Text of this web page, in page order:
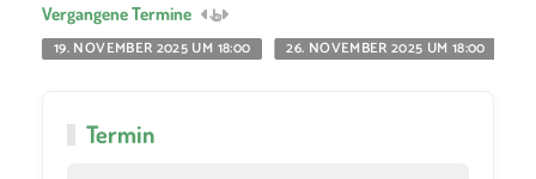
Vergangene Termine
19. NOVEMBER 2025 UM 18:00
26. NOVEMBER 2025 UM 18:00
Termin